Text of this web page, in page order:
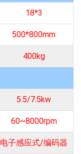
18*3
500*800mm
400kg
5.5/7.5kw
60~8000rpm
电子感应式/编码器